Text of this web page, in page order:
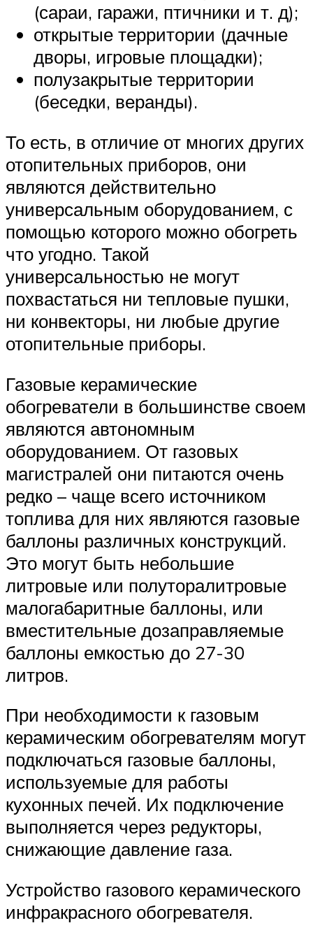
(сараи, гаражи, птичники и т. д);
открытые территории (дачные
дворы, игровые площадки);
полузакрытые территории
(беседки, веранды).
То есть, в отличие от многих других
отопительных приборов, они
являются действительно
универсальным оборудованием, с
помощью которого можно обогреть
что угодно. Такой
универсальностью не могут
похвастаться ни тепловые пушки,
ни конвекторы, ни любые другие
отопительные приборы.
Газовые керамические
обогреватели в большинстве своем
являются автономным
оборудованием. От газовых
магистралей они питаются очень
редко – чаще всего источником
топлива для них являются газовые
баллоны различных конструкций.
Это могут быть небольшие
литровые или полуторалитровые
малогабаритные баллоны, или
вместительные дозаправляемые
баллоны емкостью до 27-30
литров.
При необходимости к газовым
керамическим обогревателям могут
подключаться газовые баллоны,
используемые для работы
кухонных печей. Их подключение
выполняется через редукторы,
снижающие давление газа.
Устройство газового керамического
инфракрасного обогревателя.